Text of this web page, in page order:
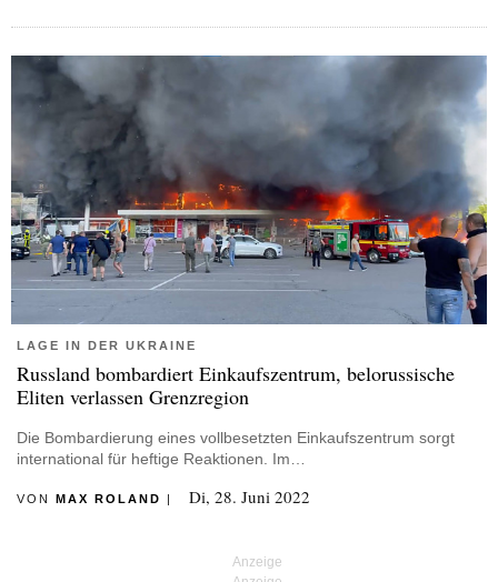
LAGE IN DER UKRAINE
Russland bombardiert Einkaufszentrum, belorussische
Eliten verlassen Grenzregion
Die Bombardierung eines vollbesetzten Einkaufszentrum sorgt
international für heftige Reaktionen. Im…
VON MAX ROLAND | Di, 28. Juni 2022